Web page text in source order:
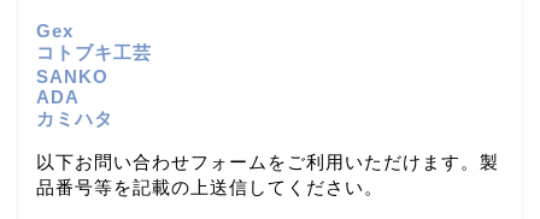
Gex
コトブキ工芸
SANKO
ADA
カミハタ
以下お問い合わせフォームをご利用いただけます。製
品番号等を記載の上送信してください。